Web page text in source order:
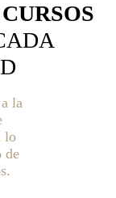
CURSOS
la
lo
de